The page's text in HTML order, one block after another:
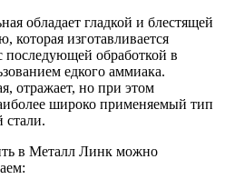
обладает гладкой и блестящей
которая изготавливается
последующей обработкой в
едкого аммиака.
отражает, но при этом
широко применяемый тип
стали.
в Металл Линк можно